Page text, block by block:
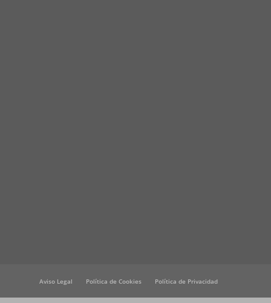
Aviso Legal Política de Cookies Política de Privacidad